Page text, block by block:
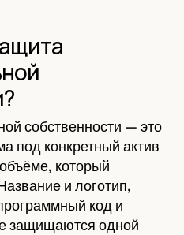
собственности — это
под конкретный актив
который
и логотип,
код и
защищаются одной